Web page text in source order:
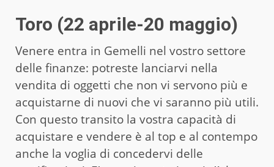
Toro (22 aprile-20 maggio)
Venere entra in Gemelli nel vostro settore
delle finanze: potreste lanciarvi nella
vendita di oggetti che non vi servono più e
acquistarne di nuovi che vi saranno più utili.
Con questo transito la vostra capacità di
acquistare e vendere è al top e al contempo
anche la voglia di concedervi delle